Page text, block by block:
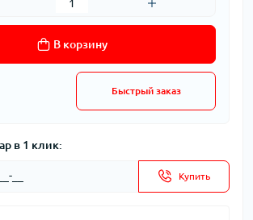
В корзину
Быстрый заказ
в 1 клик:
Купить